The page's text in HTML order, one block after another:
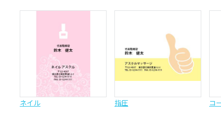
ネイル 指圧 コ